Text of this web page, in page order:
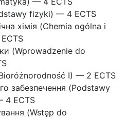
fizyki) — 4 ECTS
хімія (Chemia ogólna i
(Wprowadzenie do
I) — 2 ECTS
забезпечення (Podstawy
4 ECTS
(Wstęp do